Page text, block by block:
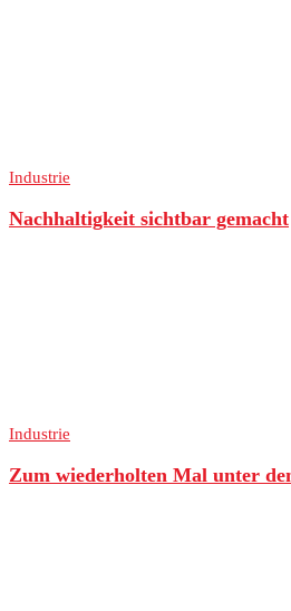
Industrie
Nachhaltigkeit sichtbar gemacht
Industrie
Zum wiederholten Mal unter